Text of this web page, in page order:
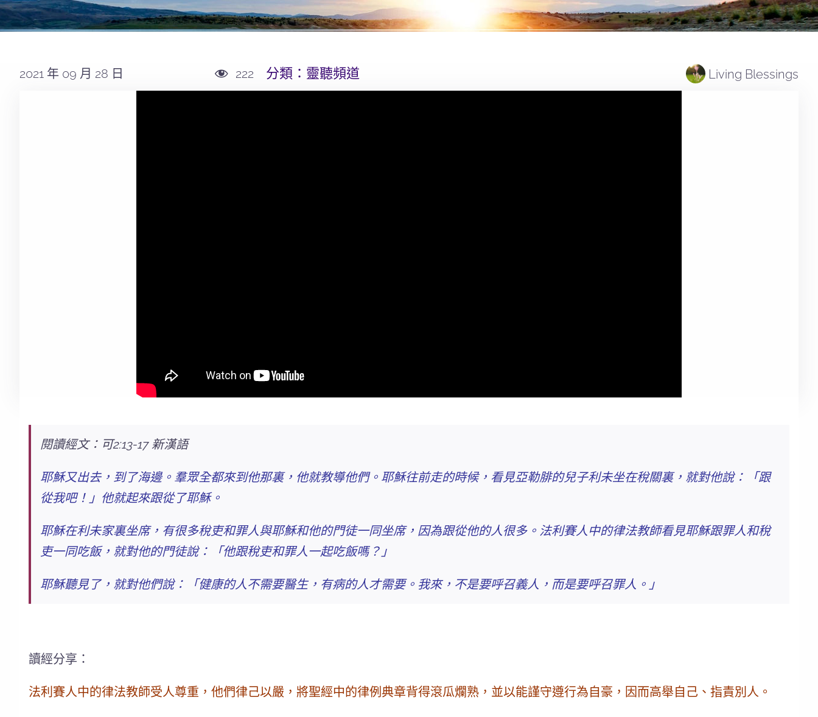
2021 年 09 月 28 日 222 分類： 靈聽頻道 Living Blessings
閱讀經文：可2:13-17 新漢語
耶穌又出去，到了海邊。羣眾全都來到他那裏，他就教導他們。耶穌往前走的時候，看見亞勒腓的兒子利未坐在稅關裏，就對他說：「跟
從我吧！」他就起來跟從了耶穌。
耶穌在利未家裏坐席，有很多稅吏和罪人與耶穌和他的門徒一同坐席，因為跟從他的人很多。 法利賽人中的律法教師看見耶穌跟罪人和稅
吏一同吃飯，就對他的門徒說：「他跟稅吏和罪人一起吃飯嗎？」
耶穌聽見了，就對他們說： 「健康的人不需要醫生，有病的人才需要。我來，不是要呼召義人，而是要呼召罪人。」
讀經分享：
法利賽人中的律法教師受人尊重，他們律己以嚴，將聖經中的律例典章背得滾瓜爛熟，並以能謹守遵行為自豪，因而高舉自己、指責別人。